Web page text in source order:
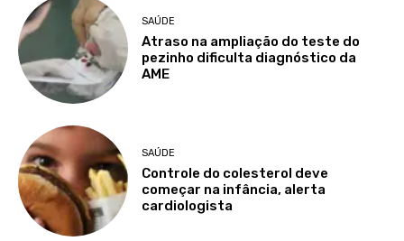
SAÚDE
Atraso na ampliação do teste do
pezinho dificulta diagnóstico da
AME
SAÚDE
Controle do colesterol deve
começar na infância, alerta
cardiologista